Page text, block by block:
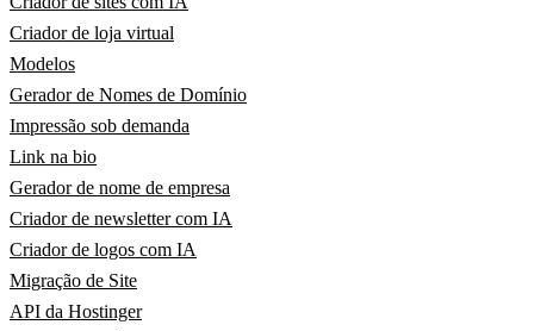
Criador de loja virtual
Modelos
Gerador de Nomes de Domínio
Impressão sob demanda
Link na bio
Gerador de nome de empresa
Criador de newsletter com IA
Criador de logos com IA
Migração de Site
API da Hostinger